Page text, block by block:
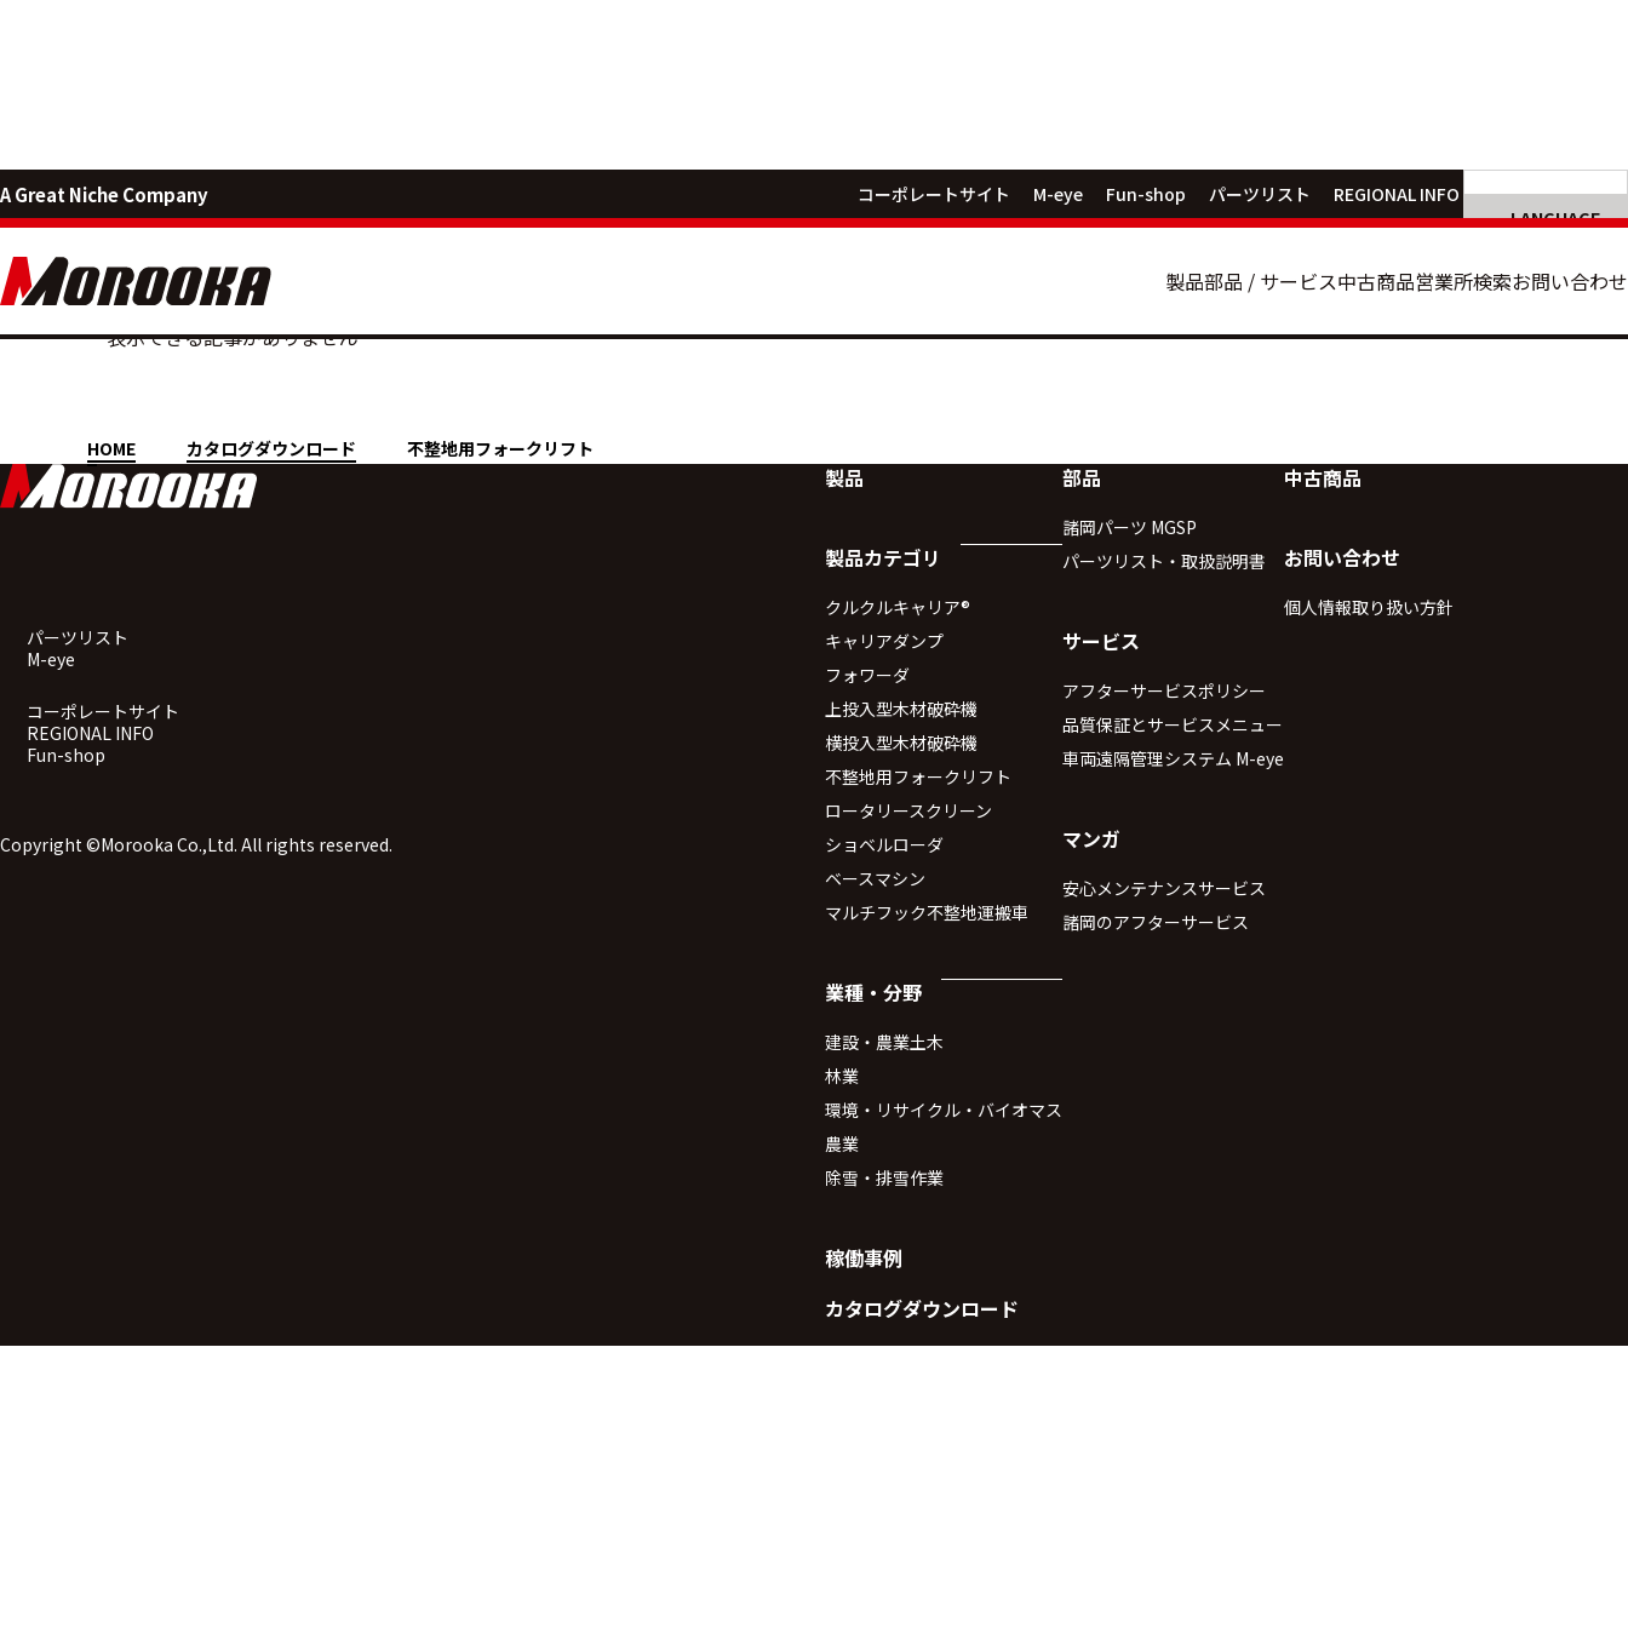
A Great Niche Company コーポレートサイト M-eye Fun-shop パーツリスト
REGIONAL INFO
LANGUAGE
製品
ベースマシン
マルチフック不整地
業種・分野から選ぶ
稼働事例
カタログダウンロード
部品 / サービス
サービス
安心メンテナンスサービス 諸岡のアフ
中古商品営業所検索お問い合わせ
MOROOKA PRODUCTS
不整地用フォークリフト
表示できる記事がありません
HOME カタログダウンロード 不整地用フォークリフト
パーツリスト
M-eye
コーポレートサイト
REGIONAL INFO
Fun-shop
Copyright ©Morooka Co.,Ltd. All rights reserved.
製品
製品カテゴリ
クルクルキャリア®
キャリアダンプ
フォワーダ
上投入型木材破砕機
横投入型木材破砕機
不整地用フォークリフト
ロータリースクリーン
ショベルローダ
ベースマシン
マルチフック不整地運搬車
業種・分野
建設・農業土木
林業
環境・リサイクル・バイオマス
農業
除雪・排雪作業
稼働事例
カタログダウンロード
部品
諸岡パーツ MGSP
パーツリスト・取扱説明書
サービス
アフターサービスポリシー
品質保証とサービスメニュー
車両遠隔管理システム M-eye
マンガ
安心メンテナンスサービス
諸岡のアフターサービス
中古商品
お問い合わせ
個人情報取り扱い方針